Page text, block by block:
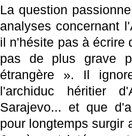
La question
analyses concernant
il n'hésite pas à écrire
pas de plus grave
étrangère ». Il
l'archiduc héritier
Sarajevo... et que
pour longtemps surgir